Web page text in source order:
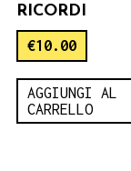
RICORDI
€10.00
AGGIUNGI AL
CARRELLO